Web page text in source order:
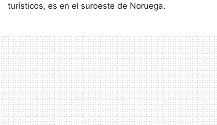
turísticos, es en el suroeste de Noruega.